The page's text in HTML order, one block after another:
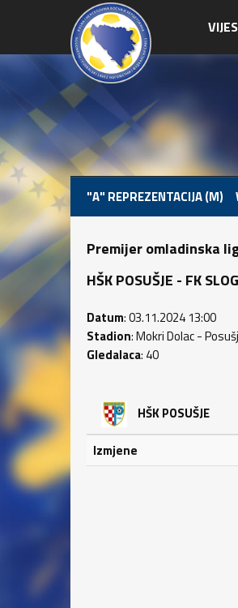
"A" REPREZENTACIJA (M)
Premijer omladinska
HŠK POSUŠJE - FK
Datum: 03.11.2024 13:00
Stadion: Mokri Dolac -
Gledalaca: 40
HŠK POSUŠJE
Izmjene